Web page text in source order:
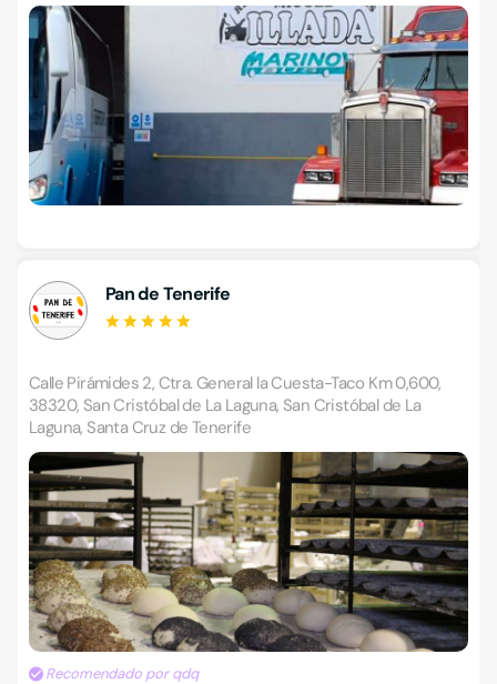
Pan de Tenerife
Calle Pirámides 2, Ctra. General la Cuesta-Taco Km 0,600,
38320, San Cristóbal de La Laguna, San Cristóbal de La
Laguna, Santa Cruz de Tenerife
Recomendado por qdq